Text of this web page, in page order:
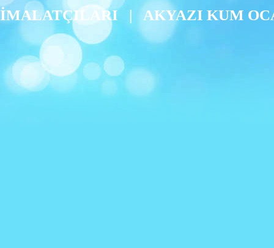
İMALATÇILARI | AKYAZI KUM